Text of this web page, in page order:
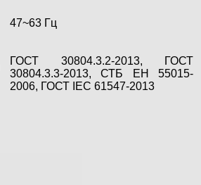
47~63 Гц
ГОСТ 30804.3.2-2013, ГОСТ
30804.3.3-2013, СТБ ЕН 55015-
2006, ГОСТ IEC 61547-2013